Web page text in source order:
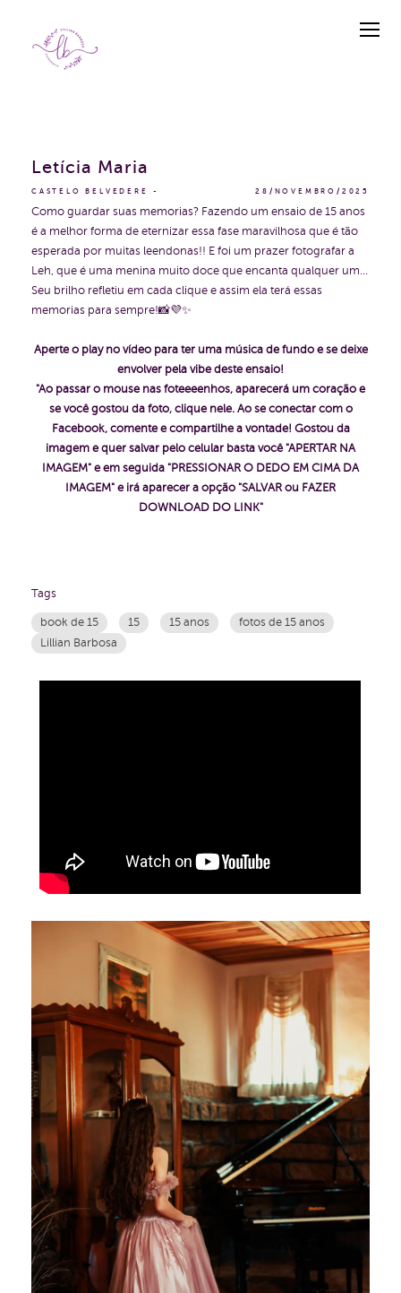
CASTELO BELVEDERE 28/NOVEMBRO/2025
Letícia Maria
Como guardar suas memorias? Fazendo um ensaio de 15 anos
é a melhor forma de eternizar essa fase maravilhosa que é tão
esperada por muitas leendonas!! E foi um prazer fotografar a
Leh, que é uma menina muito doce que encanta qualquer um...
Seu brilho refletiu em cada clique e assim ela terá essas
memorias para sempre!📸💜✨
Aperte o play no vídeo para ter uma música de fundo e se deixe
envolver pela vibe deste ensaio!
"Ao passar o mouse nas foteeeenhos, aparecerá um coração e
se você gostou da foto, clique nele. Ao se conectar com o
Facebook, comente e compartilhe a vontade! Gostou da
imagem e quer salvar pelo celular basta você "APERTAR NA
IMAGEM" e em seguida "PRESSIONAR O DEDO EM CIMA DA
IMAGEM" e irá aparecer a opção "SALVAR ou FAZER
DOWNLOAD DO LINK"
Tags
book de 15 15 15 anos
fotos de 15 anos
Lillian Barbosa